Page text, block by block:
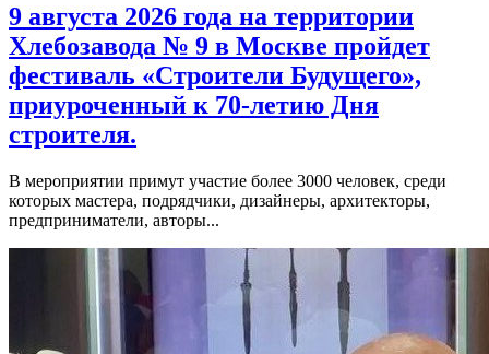
9 августа 2026 года на территории
Хлебозавода № 9 в Москве пройдет
фестиваль «Строители Будущего»,
приуроченный к 70-летию Дня
строителя.
В мероприятии примут участие более 3000 человек, среди
которых мастера, подрядчики, дизайнеры, архитекторы,
предприниматели, авторы...